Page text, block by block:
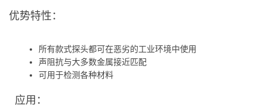
优势特性：
所有款式探头都可在恶劣的工业环境中使用
声阻抗与大多数金属接近匹配
可用于检测各种材料
应用：